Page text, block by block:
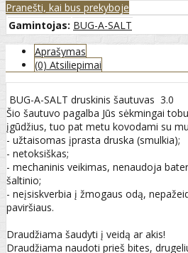
Pranešti, kai bus prekyboje
Gamintojas: BUG-A-SALT
Aprašymas
(0) Atsiliepimai
BUG-A-SALT druskinis šautuvas 3.0
Šio šautuvo pagalba Jūs sėkmingai
įgūdžius, tuo pat metu kovodami su
- užtaisomas įprasta druska (smulkia);
- netoksiškas;
- mechaninis veikimas, nenaudoja
šaltinio;
- neįsiskverbia į žmogaus odą,
paviršiaus.
Draudžiama šaudyti į veidą ar akis!
Draudžiama naudoti prieš bites,